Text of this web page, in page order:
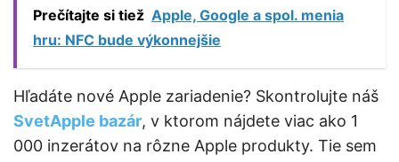
Prečítajte si tiež Apple, Google a spol. menia
hru: NFC bude výkonnejšie
Hľadáte nové Apple zariadenie? Skontrolujte náš
SvetApple bazár, v ktorom nájdete viac ako 1
000 inzerátov na rôzne Apple produkty. Tie sem